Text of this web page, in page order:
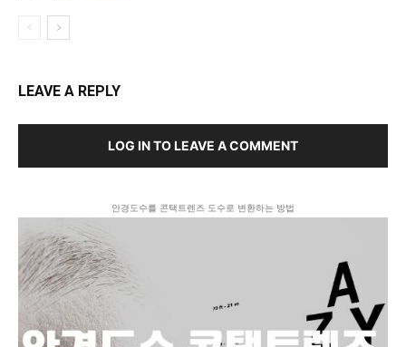
LEAVE A REPLY
LOG IN TO LEAVE A COMMENT
안경도수를 콘택트렌즈 도수로 변환하는 방법